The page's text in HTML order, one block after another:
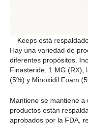
Keeps está
Hay una variedad de
diferentes propósitos.
Finasteride, 1 MG (RX),
(5%) y Minoxidil Foam
Mantiene se mantiene
productos están
aprobados por la FDA,